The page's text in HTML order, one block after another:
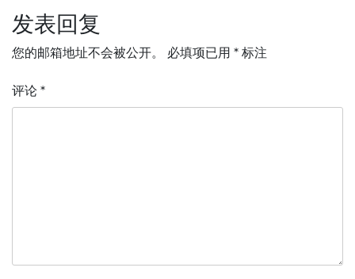
航
发表回复
您的邮箱地址不会被公开。 必填项已用 * 标注
评论 *